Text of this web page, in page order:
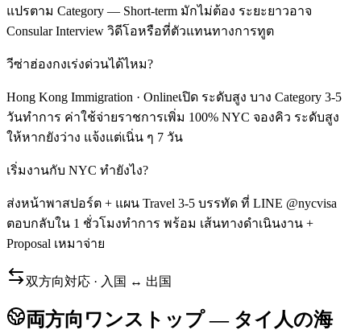
แปรตาม Category — Short-term มักไม่ต้อง ระยะยาวอาจ
Consular Interview วิดีโอหรือที่ตัวแทนทางการทูต
วีซ่าฮ่องกงเร่งด่วนได้ไหม?
Hong Kong Immigration · Onlineเปิด ระดับสูง บาง Category 3-5
วันทำการ ค่าใช้จ่ายราชการเพิ่ม 100% NYC จองคิว ระดับสูง
ให้หากยังว่าง แจ้งแต่เนิ่น ๆ 7 วัน
เริ่มงานกับ NYC ทำยังไง?
ส่งหน้าพาสปอร์ต + แผน Travel 3-5 บรรทัด ที่ LINE @nycvisa
ตอบกลับใน 1 ชั่วโมงทำการ พร้อม เส้นทางดำเนินงาน +
Proposal เหมาจ่าย
双方向対応 · 入国 ↔ 出国
両方向ワンストップ — タイ人の海